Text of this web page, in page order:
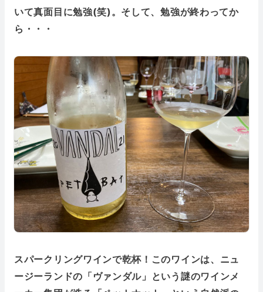
いて真面目に勉強(笑)。そして、勉強が終わってか
ら・・・
スパークリングワインで乾杯！このワインは、ニュ
ージーランドの「ヴァンダル」という謎のワインメ